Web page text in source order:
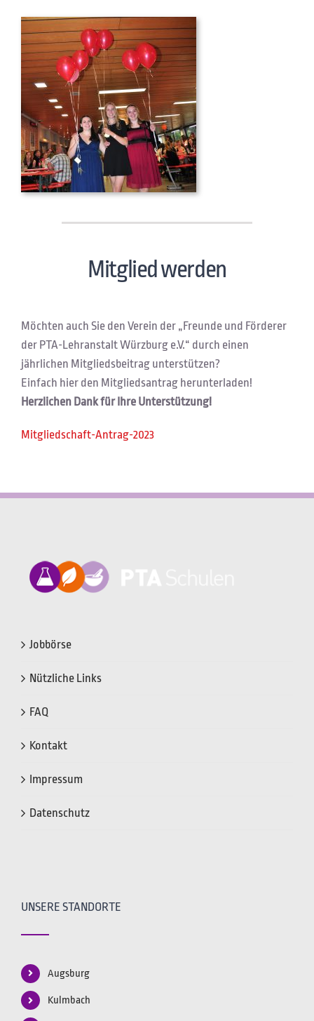
Mitglied werden
Möchten auch Sie den Verein der „Freunde und Förderer
der PTA-Lehranstalt Würzburg e.V.“ durch einen
jährlichen Mitgliedsbeitrag unterstützen?
Einfach hier den Mitgliedsantrag herunterladen!
Herzlichen Dank für Ihre Unterstützung!
Mitgliedschaft-Antrag-2023
Jobbörse
Nützliche Links
FAQ
Kontakt
Impressum
Datenschutz
UNSERE STANDORTE
Augsburg
Kulmbach